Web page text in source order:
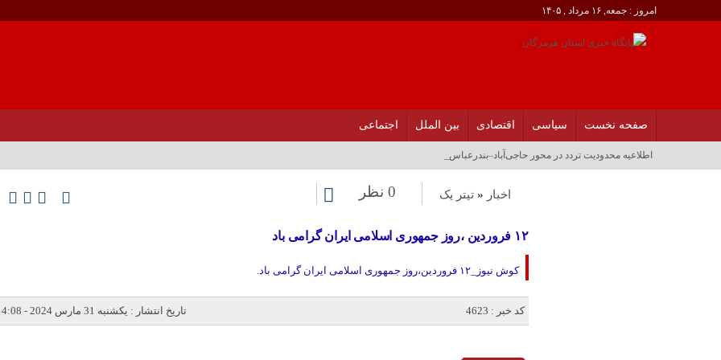
امروز : جمعه, ۱۶ مرداد , ۱۴۰۵
صفحه نخست سیاسی اقتصادی بین الملل اجتماعی
آسوشیتدپرس: ص_
اخبار « تیتر یک 0 نظر
۱۲ فروردین ،روز جمهوری اسلامی ایران گرامی باد
کوش نیوز_۱۲ فروردین،روز جمهوری اسلامی ایران گرامی باد.
کد خبر : 4623 تاریخ انتشار : یکشنبه 31 مارس 2024 - 4:08